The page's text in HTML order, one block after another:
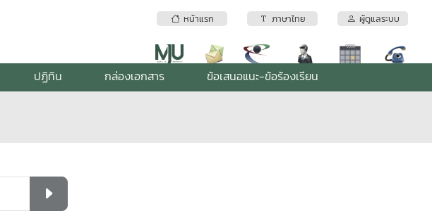
หน้าแรก ภาษาไทย ผู้ดูแลระบบ
ปฏิทิน กล่องเอกสาร ข้อเสนอแนะ-ข้อร้องเรียน